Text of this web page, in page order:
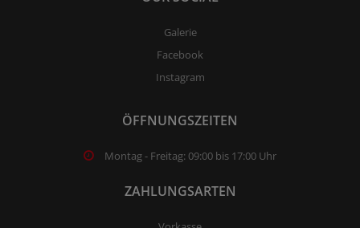
Galerie
Facebook
Instagram
ÖFFNUNGSZEITEN
Montag - Freitag: 09:00 bis 17:00 Uhr
ZAHLUNGSARTEN